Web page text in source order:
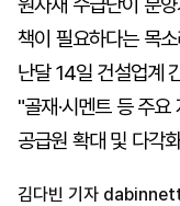
책이 필요하다는 목
난달 14일 건설업계
"골재·시멘트 등 주
공급원 확대 및 다각
김다빈 기자